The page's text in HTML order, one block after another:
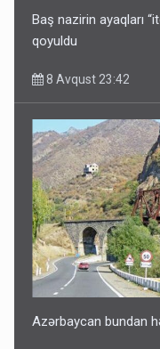
Baş nazirin ayaqları
qoyuldu
8 Avqust 23:42
Azərbaycan bundan